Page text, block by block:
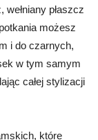
płaszcz
możesz
i do czarnych,
w tym samym
całej stylizacji
które